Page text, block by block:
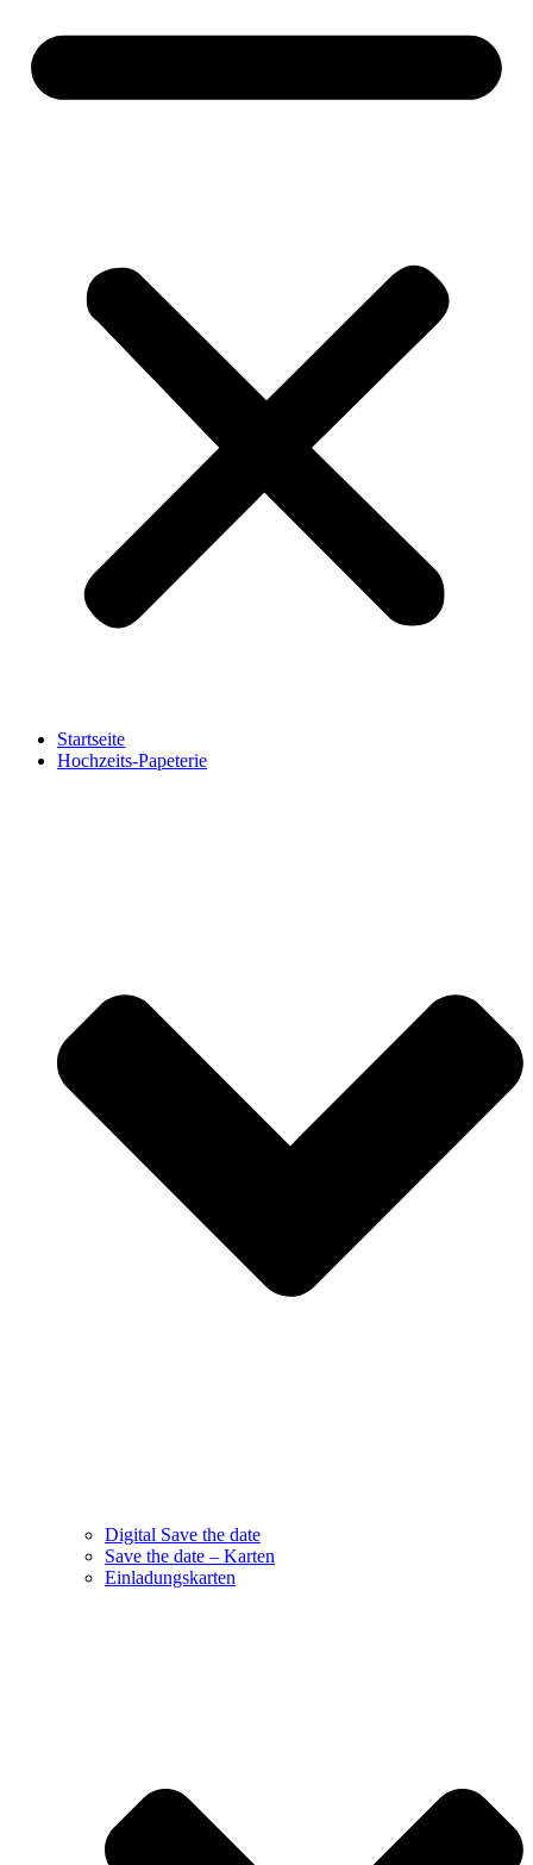
Startseite
Hochzeits-Papeterie
Digital Save the date
Save the date – Karten
Einladungskarten